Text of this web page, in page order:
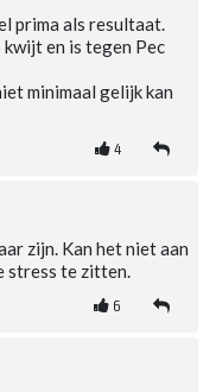
prima als resultaat.
en is tegen Pec
minimaal gelijk kan
4
zijn. Kan het niet aan
stress te zitten.
6